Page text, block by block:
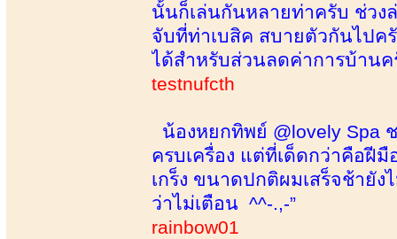
นั้นก็เล่นกันหลายท่าครับ ช่วง
จับที่ท่าเบสิค สบายตัวกันไป
ได้สำหรับส่วนลดค่าการบ้านค
testnufcth
น้องหยกทิพย์ @lovely Spa
ครบเครื่อง แต่ที่เด็ดกว่าคือฝีมื
เกร็ง ขนาดปกติผมเสร็จช้ายัง
ว่าไม่เตือน ^^-.,-”
rainbow01